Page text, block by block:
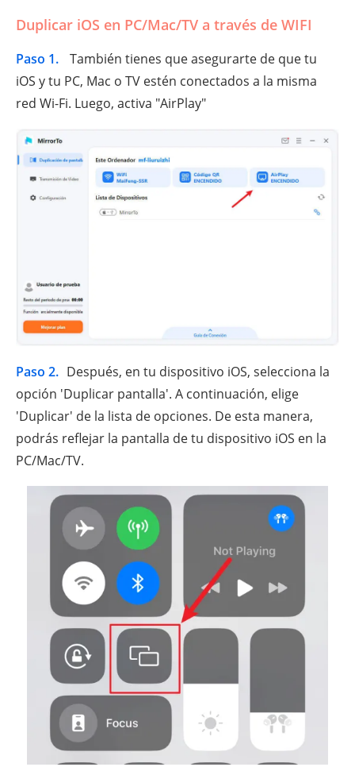
Duplicar iOS en PC/Mac/TV a través de WIFI
Paso 1.
También tienes que asegurarte de que tu
iOS y tu PC, Mac o TV estén conectados a la misma
red Wi-Fi. Luego, activa "AirPlay"
Paso 2. Después, en tu dispositivo iOS, selecciona la
opción 'Duplicar pantalla'. A continuación, elige
'Duplicar' de la lista de opciones. De esta manera,
podrás reflejar la pantalla de tu dispositivo iOS en la
PC/Mac/TV.